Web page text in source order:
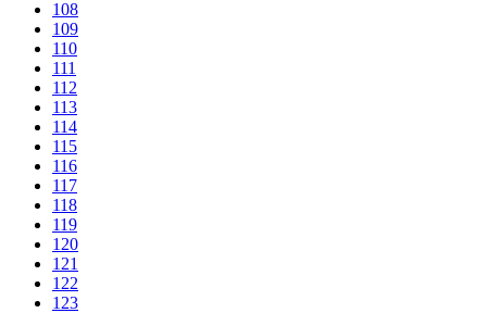
108
109
110
111
112
113
114
115
116
117
118
119
120
121
122
123